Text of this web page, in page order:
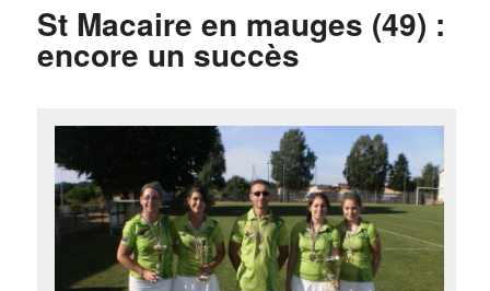
St Macaire en mauges (49) :
encore un succès